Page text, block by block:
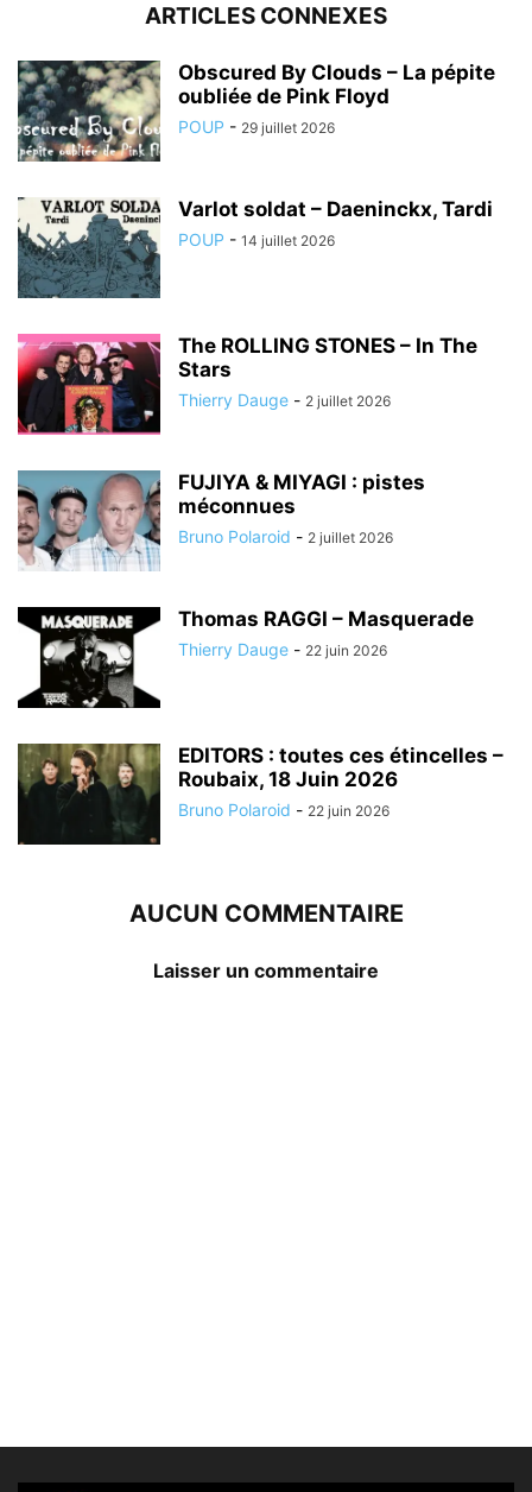
ARTICLES CONNEXES
Obscured By Clouds – La pépite
oubliée de Pink Floyd
POUP - 29 juillet 2026
Varlot soldat – Daeninckx, Tardi
POUP - 14 juillet 2026
The ROLLING STONES – In The
Stars
Thierry Dauge - 2 juillet 2026
FUJIYA & MIYAGI : pistes
méconnues
Bruno Polaroid - 2 juillet 2026
Thomas RAGGI – Masquerade
Thierry Dauge - 22 juin 2026
EDITORS : toutes ces étincelles –
Roubaix, 18 Juin 2026
Bruno Polaroid - 22 juin 2026
AUCUN COMMENTAIRE
Laisser un commentaire